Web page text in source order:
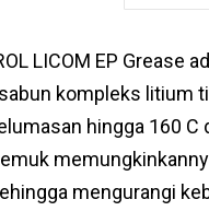
LICOM EP
kompleks litium
hingga 160 C
mengurangi